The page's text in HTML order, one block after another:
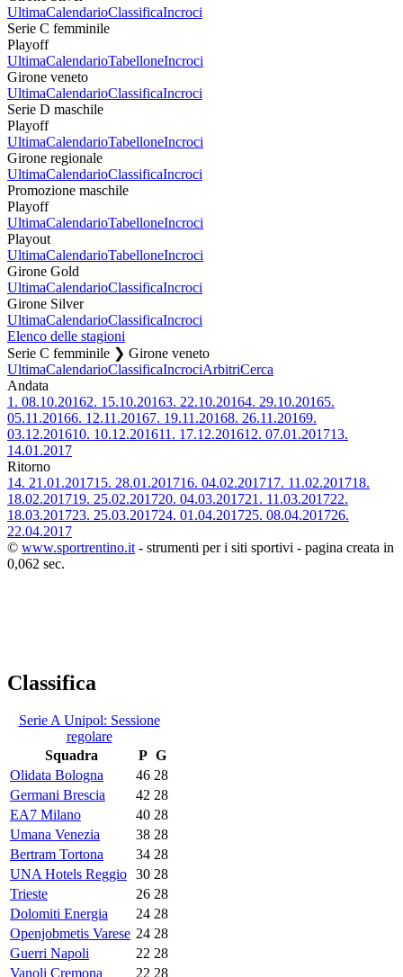
UltimaCalendarioClassificaIncroci
Serie C femminile
Playoff
UltimaCalendarioTabelloneIncroci
Girone veneto
UltimaCalendarioClassificaIncroci
Serie D maschile
Playoff
UltimaCalendarioTabelloneIncroci
Girone regionale
UltimaCalendarioClassificaIncroci
Promozione maschile
Playoff
UltimaCalendarioTabelloneIncroci
Playout
UltimaCalendarioTabelloneIncroci
Girone Gold
UltimaCalendarioClassificaIncroci
Girone Silver
UltimaCalendarioClassificaIncroci
Elenco delle stagioni
Serie C femminile ❯ Girone veneto
UltimaCalendarioClassificaIncrociArbitriCerca
Andata
1. 08.10.20162. 15.10.20163. 22.10.20164. 29.10.20165.
05.11.20166. 12.11.20167. 19.11.20168. 26.11.20169.
03.12.201610. 10.12.201611. 17.12.201612. 07.01.201713.
14.01.2017
Ritorno
14. 21.01.201715. 28.01.201716. 04.02.201717. 11.02.201718.
18.02.201719. 25.02.201720. 04.03.201721. 11.03.201722.
18.03.201723. 25.03.201724. 01.04.201725. 08.04.201726.
22.04.2017
© www.sportrentino.it - strumenti per i siti sportivi - pagina creata in
0,062 sec.
Classifica
Serie A Unipol: Sessione
regolare
Squadra
P G
Olidata Bologna
46 28
Germani Brescia
42 28
EA7 Milano
40 28
Umana Venezia
38 28
Bertram Tortona
34 28
UNA Hotels Reggio 30 28
Trieste
26 28
Dolomiti Energia
24 28
Openjobmetis Varese 24 28
Guerri Napoli
22 28
Vanoli Cremona
22 28